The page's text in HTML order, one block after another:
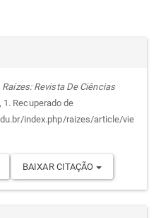
Raízes: Revista De Ciências
1. Recuperado de
index.php/raizes/article/vie
BAIXAR CITAÇÃO